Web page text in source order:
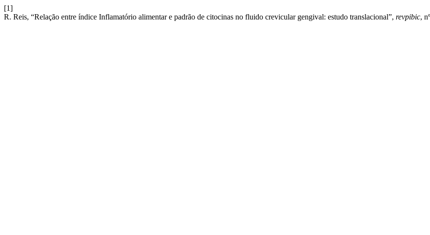
[1]
R. Reis, “Relação entre índice Inflamatório alimentar e padrão de citocinas no fluido crevicular gengival: estudo translacional”, revpibic,